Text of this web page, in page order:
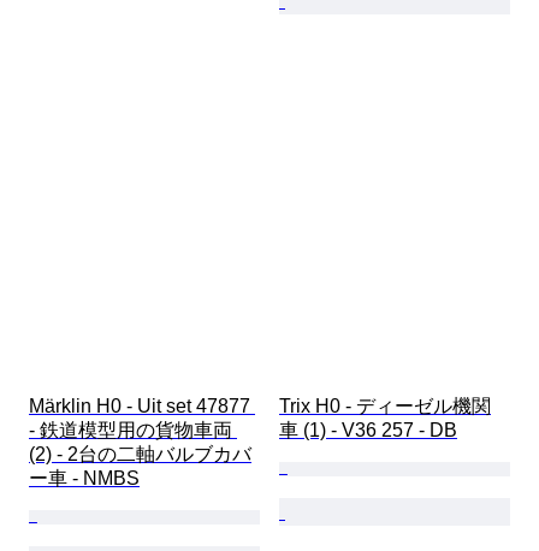
Märklin H0 - Uit set 47877
- 鉄道模型用の貨物車両
(2) - 2台の二軸バルブカバ
ー車 - NMBS
Trix H0 - ディーゼル機関
車 (1) - V36 257 - DB